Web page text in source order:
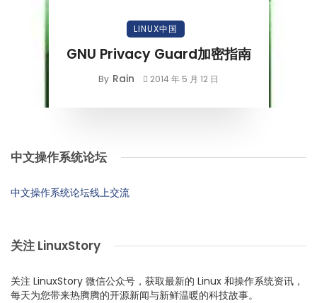
LINUX中国
GNU Privacy Guard加密指南
By Rain 2014 年 5 月 12 日
中文操作系统论坛
中文操作系统论坛线上交流
关注 LinuxStory
关注 LinuxStory 微信公众号，获取最新的 Linux 和操作系统资讯，
每天为您带来热腾腾的开源新闻与新鲜温暖的科技故事。